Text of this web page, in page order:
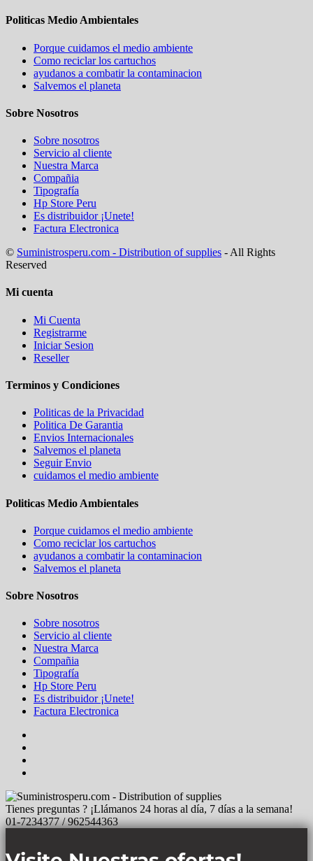
Politicas Medio Ambientales
Porque cuidamos el medio ambiente
Como reciclar los cartuchos
ayudanos a combatir la contaminacion
Salvemos el planeta
Sobre Nosotros
Sobre nosotros
Servicio al cliente
Nuestra Marca
Compañia
Tipografía
Hp Store Peru
Es distribuidor ¡Unete!
Factura Electronica
© Suministrosperu.com - Distribution of supplies - All Rights
Reserved
Mi cuenta
Mi Cuenta
Registrarme
Iniciar Sesion
Reseller
Terminos y Condiciones
Politicas de la Privacidad
Politica De Garantia
Envios Internacionales
Salvemos el planeta
Seguir Envio
cuidamos el medio ambiente
Politicas Medio Ambientales
Porque cuidamos el medio ambiente
Como reciclar los cartuchos
ayudanos a combatir la contaminacion
Salvemos el planeta
Sobre Nosotros
Sobre nosotros
Servicio al cliente
Nuestra Marca
Compañia
Tipografía
Hp Store Peru
Es distribuidor ¡Unete!
Factura Electronica
Tienes preguntas ? ¡Llámanos 24 horas al día, 7 días a la semana!
01-7234377 / 962544363